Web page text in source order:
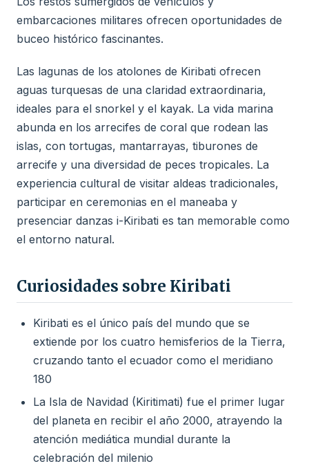
embarcaciones militares ofrecen oportunidades de
buceo histórico fascinantes.
Las lagunas de los atolones de Kiribati ofrecen
aguas turquesas de una claridad extraordinaria,
ideales para el snorkel y el kayak. La vida marina
abunda en los arrecifes de coral que rodean las
islas, con tortugas, mantarrayas, tiburones de
arrecife y una diversidad de peces tropicales. La
experiencia cultural de visitar aldeas tradicionales,
participar en ceremonias en el maneaba y
presenciar danzas i-Kiribati es tan memorable como
el entorno natural.
Curiosidades sobre Kiribati
Kiribati es el único país del mundo que se
extiende por los cuatro hemisferios de la Tierra,
cruzando tanto el ecuador como el meridiano
180
La Isla de Navidad (Kiritimati) fue el primer lugar
del planeta en recibir el año 2000, atrayendo la
atención mediática mundial durante la
celebración del milenio